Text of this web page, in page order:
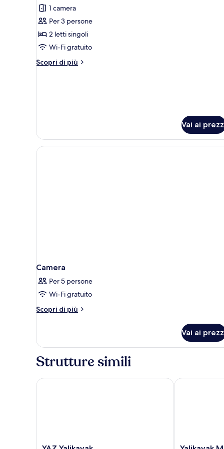
Suite,Twin,Sea
View
1 camera
Per 3 persone
2 letti singoli
Wi-Fi gratuito
Scopri di più
Altri
Vai ai
Camera
Per 5 persone
Wi-Fi gratuito
Scopri di più
Altri
Vai ai
Strutture simili
YAZ
YAZ Yalikavak
Yalikavak
Yalikavak